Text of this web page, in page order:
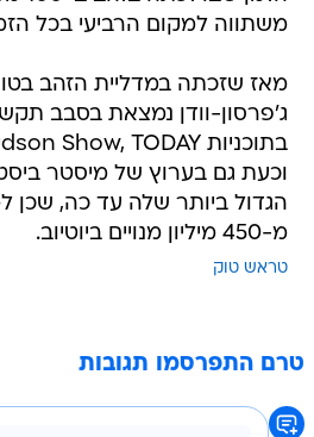
משתווה למקום הרביעי בכל
מאז שזכתה במדליית הזהב
ג'פרסון-וודן נמצאת בסבב
וכעת גם בערוץ של מיסטר
הגדול ביותר שלה עד כה, שכן
מ-450 מיליון מנויים ביוטיוב.
טראש טוק
טרם התפרסמו תגובות